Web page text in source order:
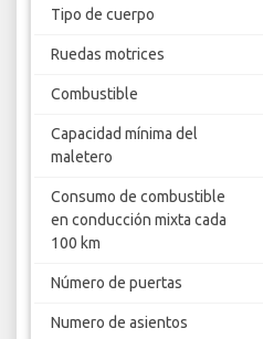
Tipo de cuerpo
Ruedas motrices
Combustible
Capacidad mínima del
maletero
Consumo de combustible
en conducción mixta cada
100 km
Número de puertas
Numero de asientos